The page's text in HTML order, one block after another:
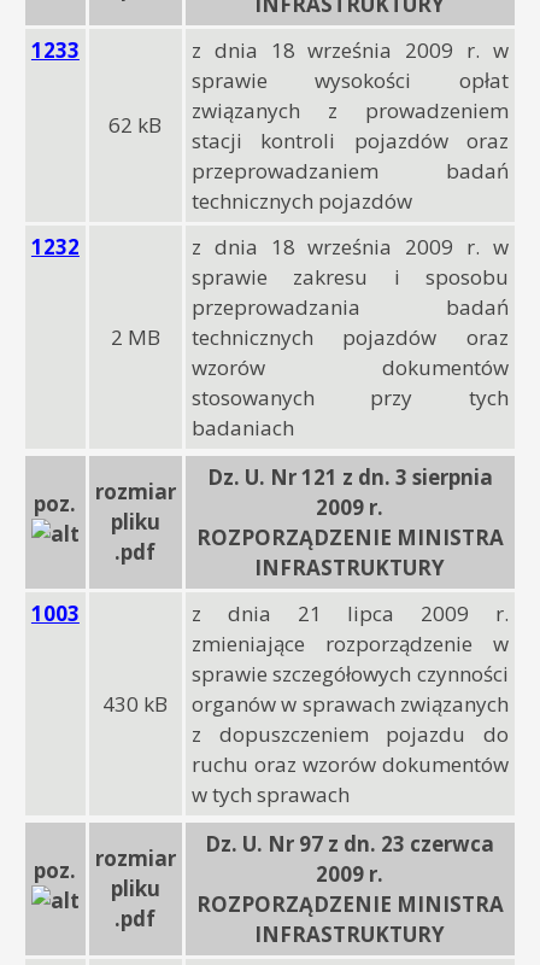
1233
62 kB
z dnia 18 września 2009 r. w
sprawie wysokości opłat
związanych z prowadzeniem
stacji kontroli pojazdów oraz
przeprowadzaniem badań
technicznych pojazdów
1232
2 MB
z dnia 18 września 2009 r. w
sprawie zakresu i sposobu
przeprowadzania badań
technicznych pojazdów oraz
wzorów dokumentów
stosowanych przy tych
badaniach
poz.
rozmiar
pliku
.pdf
Dz. U. Nr 121 z dn. 3 sierpnia
2009 r.
ROZPORZĄDZENIE MINISTRA
INFRASTRUKTURY
1003
430 kB
z dnia 21 lipca 2009 r.
zmieniające rozporządzenie w
sprawie szczegółowych czynności
organów w sprawach związanych
z dopuszczeniem pojazdu do
ruchu oraz wzorów dokumentów
w tych sprawach
poz.
rozmiar
pliku
.pdf
Dz. U. Nr 97 z dn. 23 czerwca
2009 r.
ROZPORZĄDZENIE MINISTRA
INFRASTRUKTURY